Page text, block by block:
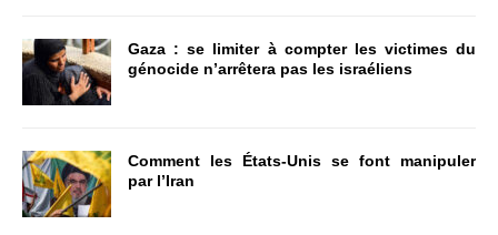
Gaza : se limiter à compter les victimes du
génocide n’arrêtera pas les israéliens
Comment les États-Unis se font manipuler
par l’Iran